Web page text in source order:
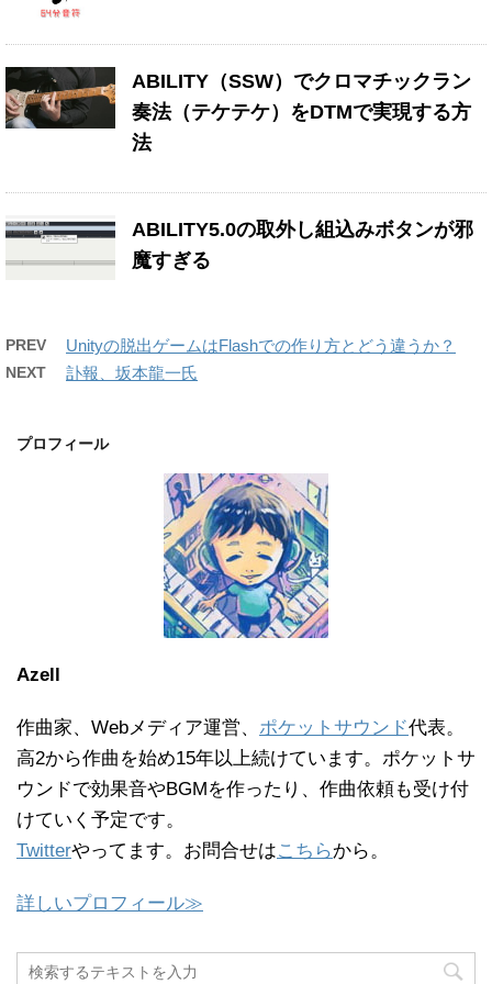
ABILITY（SSW）でクロマチックラン
奏法（テケテケ）をDTMで実現する方
法
ABILITY5.0の取外し組込みボタンが邪
魔すぎる
PREV Unityの脱出ゲームはFlashでの作り方とどう違うか？
NEXT 訃報、坂本龍一氏
プロフィール
Azell
作曲家、Webメディア運営、 ポケットサウンド代表。
高2から作曲を始め15年以上続けています。ポケットサ
ウンドで効果音やBGMを作ったり、作曲依頼も受け付
けていく予定です。
Twitterやってます。お問合せはこちらから。
詳しいプロフィール≫